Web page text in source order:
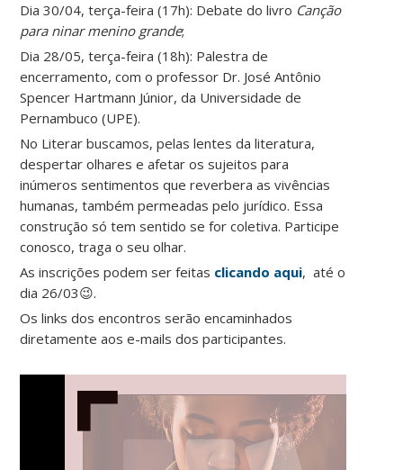
Dia 30/04, terça-feira (17h): Debate do livro Canção
para ninar menino grande;
Dia 28/05, terça-feira (18h): Palestra de
encerramento, com o professor Dr. José Antônio
Spencer Hartmann Júnior, da Universidade de
Pernambuco (UPE).
No Literar buscamos, pelas lentes da literatura,
despertar olhares e afetar os sujeitos para
inúmeros sentimentos que reverbera as vivências
humanas, também permeadas pelo jurídico. Essa
construção só tem sentido se for coletiva. Participe
conosco, traga o seu olhar.
As inscrições podem ser feitas clicando aqui, até o
dia 26/03😉.
Os links dos encontros serão encaminhados
diretamente aos e-mails dos participantes.